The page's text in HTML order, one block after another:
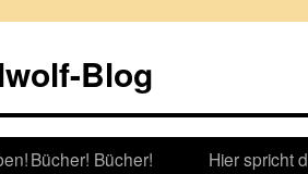
Blog
Bücher! Bücher!
Hier spricht